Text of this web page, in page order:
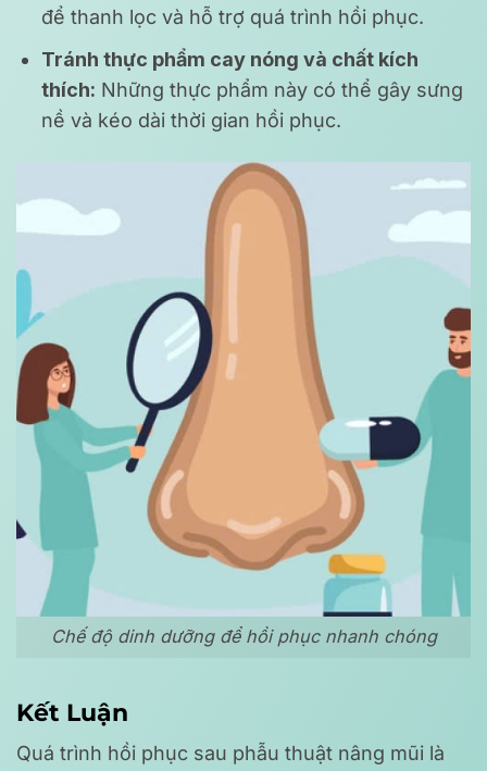
để thanh lọc và hỗ trợ quá trình hồi phục.
Tránh thực phẩm cay nóng và chất kích
thích: Những thực phẩm này có thể gây sưng
nề và kéo dài thời gian hồi phục.
Chế độ dinh dưỡng để hồi phục nhanh chóng
Kết Luận
Quá trình hồi phục sau phẫu thuật nâng mũi là